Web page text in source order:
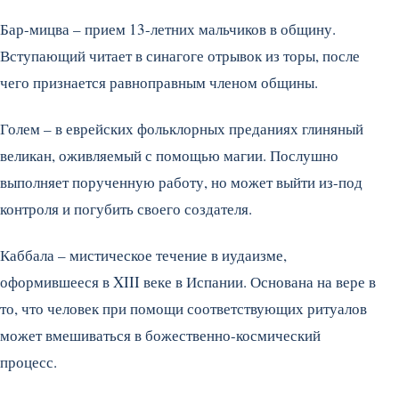
Бар-мицва – прием 13-летних мальчиков в общину.
Вступающий читает в синагоге отрывок из торы, после
чего признается равноправным членом общины.
Голем – в еврейских фольклорных преданиях глиняный
великан, оживляемый с помощью магии. Послушно
выполняет порученную работу, но может выйти из-под
контроля и погубить своего создателя.
Каббала – мистическое течение в иудаизме,
оформившееся в XIII веке в Испании. Основана на вере в
то, что человек при помощи соответствующих ритуалов
может вмешиваться в божественно-космический
процесс.